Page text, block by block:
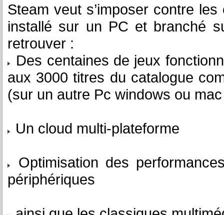
Steam veut s’imposer contre
installé sur un PC et branché
retrouver :
Des centaines de jeux
aux 3000 titres du catalogue
(sur un autre Pc windows ou
Un cloud multi-plateforme
Optimisation des
périphériques